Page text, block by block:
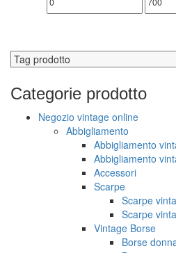
Categorie prodotto
Negozio vintage online
Abbigliamento
Abbigliamento
Abbigliamento
Accessori
Scarpe
Scarpe
Scarpe
Vintage Borse
Borse